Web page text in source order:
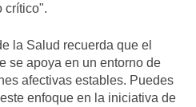
crítico".
la Salud recuerda que el
se apoya en un entorno de
afectivas estables. Puedes
enfoque en la iniciativa de